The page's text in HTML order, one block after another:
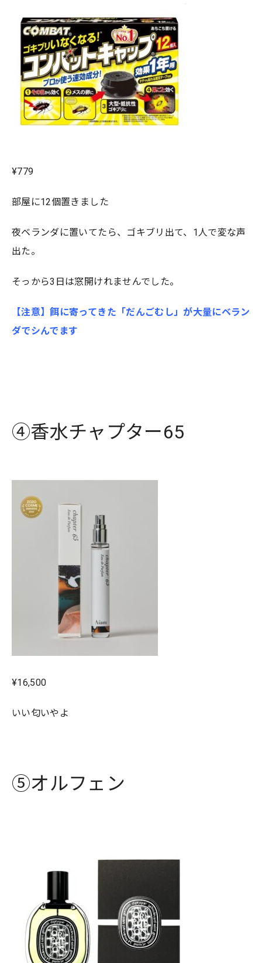
¥779
部屋に12個置きました
夜ベランダに置いてたら、ゴキブリ出て、1人で変な声
出た。
そっから3日は窓開けれませんでした。
【注意】餌に寄ってきた「だんごむし」が大量にベラン
ダでシんでます
④香水チャプター65
¥16,500
いい匂いやよ
⑤オルフェン